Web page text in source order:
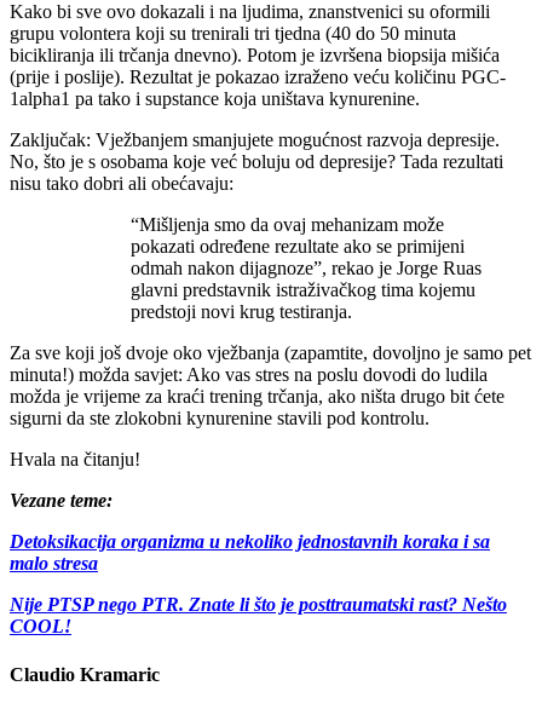
Kako bi sve ovo dokazali i na ljudima, znanstvenici su oformili
grupu volontera koji su trenirali tri tjedna (40 do 50 minuta
bicikliranja ili trčanja dnevno). Potom je izvršena biopsija mišića
(prije i poslije). Rezultat je pokazao izraženo veću količinu PGC-
1alpha1 pa tako i supstance koja uništava kynurenine.
Zaključak: Vježbanjem smanjujete mogućnost razvoja depresije.
No, što je s osobama koje već boluju od depresije? Tada rezultati
nisu tako dobri ali obećavaju:
“Mišljenja smo da ovaj mehanizam može
pokazati određene rezultate ako se primijeni
odmah nakon dijagnoze”, rekao je Jorge Ruas
glavni predstavnik istraživačkog tima kojemu
predstoji novi krug testiranja.
Za sve koji još dvoje oko vježbanja (zapamtite, dovoljno je samo pet
minuta!) možda savjet: Ako vas stres na poslu dovodi do ludila
možda je vrijeme za kraći trening trčanja, ako ništa drugo bit ćete
sigurni da ste zlokobni kynurenine stavili pod kontrolu.
Hvala na čitanju!
Vezane teme:
Detoksikacija organizma u nekoliko jednostavnih koraka i sa
malo stresa
Nije PTSP nego PTR. Znate li što je posttraumatski rast? Nešto
COOL!
Claudio Kramaric